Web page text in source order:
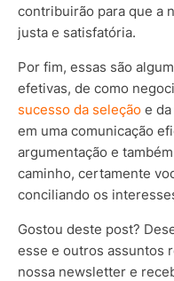
contribuirão para que a
justa e satisfatória.
Por fim, essas são
efetivas, de como
sucesso da seleção e
em uma comunicação
argumentação e
caminho, certamente
conciliando os
Gostou deste post?
esse e outros assuntos
nossa newsletter e